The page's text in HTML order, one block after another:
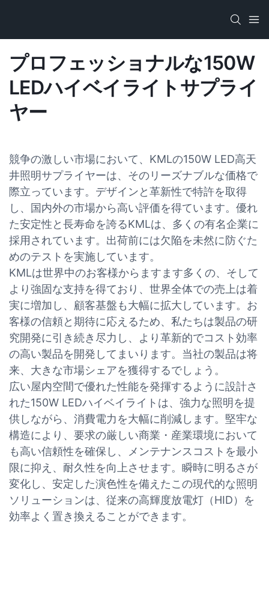
プロフェッショナルな150W
LEDハイベイライトサプライ
ヤー
競争の激しい市場において、KMLの150W LED高天
井照明サプライヤーは、そのリーズナブルな価格で
際立っています。デザインと革新性で特許を取得
し、国内外の市場から高い評価を得ています。優れ
た安定性と長寿命を誇るKMLは、多くの有名企業に
採用されています。出荷前には欠陥を未然に防ぐた
めのテストを実施しています。
KMLは世界中のお客様からますます多くの、そして
より強固な支持を得ており、世界全体での売上は着
実に増加し、顧客基盤も大幅に拡大しています。お
客様の信頼と期待に応えるため、私たちは製品の研
究開発に引き続き尽力し、より革新的でコスト効率
の高い製品を開発してまいります。当社の製品は将
来、大きな市場シェアを獲得するでしょう。
広い屋内空間で優れた性能を発揮するように設計さ
れた150W LEDハイベイライトは、強力な照明を提
供しながら、消費電力を大幅に削減します。堅牢な
構造により、要求の厳しい商業・産業環境において
も高い信頼性を確保し、メンテナンスコストを最小
限に抑え、耐久性を向上させます。瞬時に明るさが
変化し、安定した演色性を備えたこの現代的な照明
ソリューションは、従来の高輝度放電灯（HID）を
効率よく置き換えることができます。